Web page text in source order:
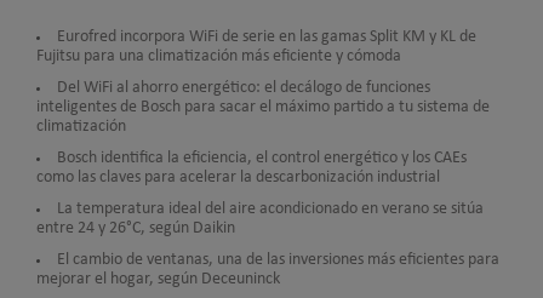
Eurofred incorpora WiFi de serie en las gamas Split KM y KL de
Fujitsu para una climatización más eficiente y cómoda
Del WiFi al ahorro energético: el decálogo de funciones
inteligentes de Bosch para sacar el máximo partido a tu sistema de
climatización
Bosch identifica la eficiencia, el control energético y los CAEs
como las claves para acelerar la descarbonización industrial
La temperatura ideal del aire acondicionado en verano se sitúa
entre 24 y 26°C, según Daikin
El cambio de ventanas, una de las inversiones más eficientes para
mejorar el hogar, según Deceuninck